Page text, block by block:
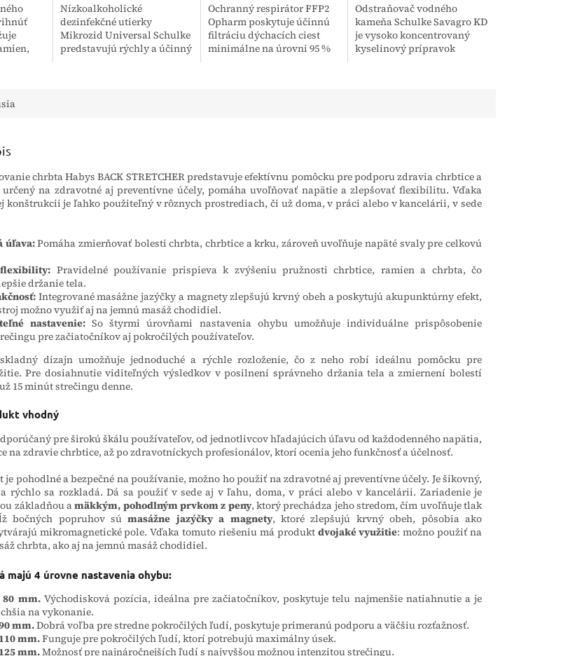
Nízkoalkoholické
dezinfekčné utierky
Mikrozid Universal Schulke
predstavujú rýchly a účinný
Ochranný respirátor FFP2
Opharm poskytuje účinnú
filtráciu dýchacích ciest
minimálne na úrovni 95 %
Odstraňovač vodného
kameňa Schulke Savagro KD
je vysoko koncentrovaný
kyselinový prípravok
chrbta Habys BACK STRETCHER predstavuje efektívnu pomôcku pre podporu zdravia chrbtice a
určený na zdravotné aj preventívne účely, pomáha uvoľňovať napätie a zlepšovať flexibilitu. Vďaka
konštrukcii je ľahko použiteľný v rôznych prostrediach, či už doma, v práci alebo v kancelárii, v sede
úľava:Pomáha zmierňovať bolesti chrbta, chrbtice a krku, zároveň uvoľňuje napäté svaly pre celkovú
Pravidelné používanie prispieva k zvýšeniu pružnosti chrbtice, ramien a chrbta, čo
držanie tela.
Integrované masážne jazýčky a magnety zlepšujú krvný obeh a poskytujú akupunktúrny efekt,
možno využiť aj na jemnú masáž chodidiel.
nastavenie: So štyrmi úrovňami nastavenia ohybu umožňuje individuálne prispôsobenie
pre začiatočníkov aj pokročilých používateľov.
dizajn umožňuje jednoduché a rýchle rozloženie, čo z neho robí ideálnu pomôcku pre
Pre dosiahnutie viditeľných výsledkov v posilnení správneho držania tela a zmiernení bolestí
15 minút strečingu denne.
vhodný
pre širokú škálu používateľov, od jednotlivcov hľadajúcich úľavu od každodenného napätia,
na zdravie chrbtice, až po zdravotníckych profesionálov, ktorí ocenia jeho funkčnosť a účelnosť.
pohodlné a bezpečné na používanie, možno ho použiť na zdravotné aj preventívne účely. Je šikovný,
rýchlo sa rozkladá. Dá sa použiť v sede aj v ľahu, doma, v práci alebo v kancelárii. Zariadenie je
základňou amäkkým, pohodlným prvkom z peny, ktorý prechádza jeho stredom, čím uvoľňuje tlak
bočných popruhov súmasážne jazýčky a magnety, ktoré zlepšujú krvný obeh, pôsobia ako
mikromagnetické pole. Vďaka tomuto riešeniu má produkt dvojaké využitie: možno použiť na
chrbta, ako aj na jemnú masáž chodidiel.
majú 4 úrovne nastavenia ohybu:
mm. Východisková pozícia, ideálna pre začiatočníkov, poskytuje telu najmenšie natiahnutie a je
na vykonanie.
mm.Dobrá voľba pre stredne pokročilých ľudí, poskytuje primeranú podporu a väčšiu rozťažnosť.
mm.Funguje pre pokročilých ľudí, ktorí potrebujú maximálny úsek.
mm.Možnosť pre najnáročnejších ľudí s najvyššou možnou intenzitou strečingu.